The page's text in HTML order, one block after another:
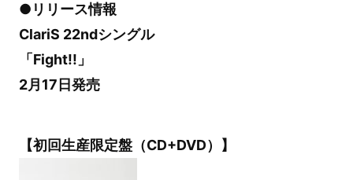
●リリース情報
ClariS 22ndシングル
「Fight!!」
2月17日発売
【初回生産限定盤（CD+DVD）】